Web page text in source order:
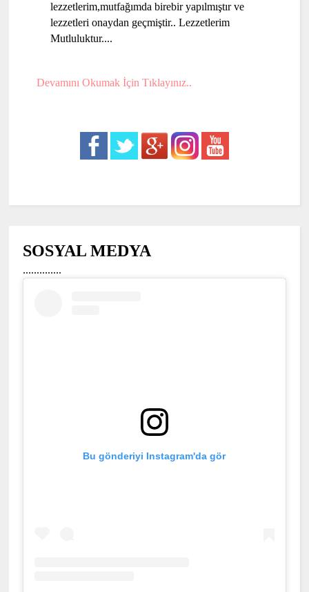
lezzetlerim,mutfağımda birebir yapılmıştır ve
lezzetleri onaydan geçmiştir.. Lezzetlerim
Mutluluktur....
Devamını Okumak İçin Tıklayınız..
SOSYAL MEDYA
..............
Bu gönderiyi Instagram'da gör